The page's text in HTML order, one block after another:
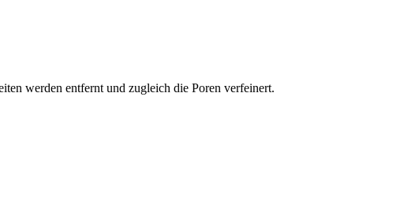
werden entfernt und zugleich die Poren verfeinert.